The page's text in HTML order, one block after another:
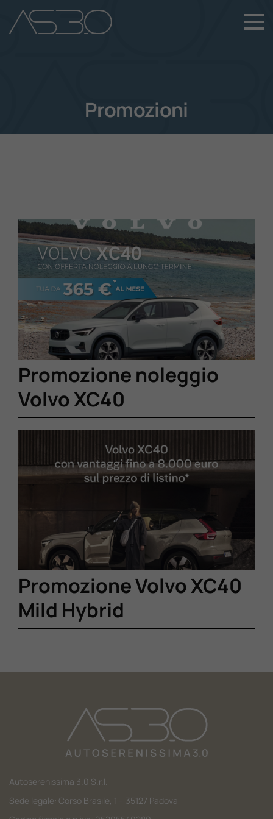
+39 049 899 4411
Auto Usate
Novità Sui Nostri Veicoli
Lavora Con Noi
Contattaci
Promozioni
Promozione noleggio
Volvo XC40
Promozione Volvo XC40
Mild Hybrid
Autoserenissima 3.0 S.r.l.
Sede legale: Corso Brasile, 1 – 35127 Padova